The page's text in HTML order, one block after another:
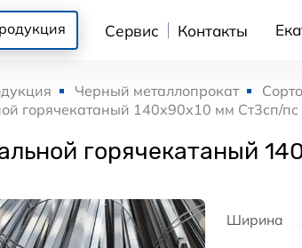
Сервис Контакты
Черный металлопрокат
горячекатаный 140x90x10 мм Ст3сп/пс
горячекатаный
Ширина